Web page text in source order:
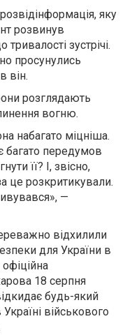
яку
розвинув
зустрічі.
просунулись
він.
розглядають
вогню.
набагато міцніша.
є багато передумов
її? І, звісно,
це розкритикували.
—
відхилили
для України в
18 серпня
будь-який
військового